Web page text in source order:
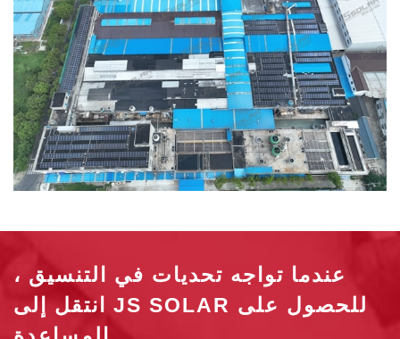
عندما تواجه تحديات في التنسيق ،
انتقل إلى JS SOLAR للحصول على